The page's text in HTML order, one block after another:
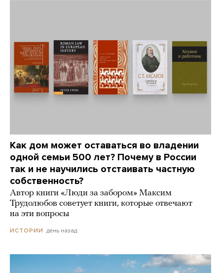
Как дом может оставаться во владении
одной семьи 500 лет? Почему в России
так и не научились отстаивать частную
собственность?
Автор книги «Люди за забором» Максим
Трудолюбов советует книги, которые отвечают
на эти вопросы
ИСТОРИИ день назад